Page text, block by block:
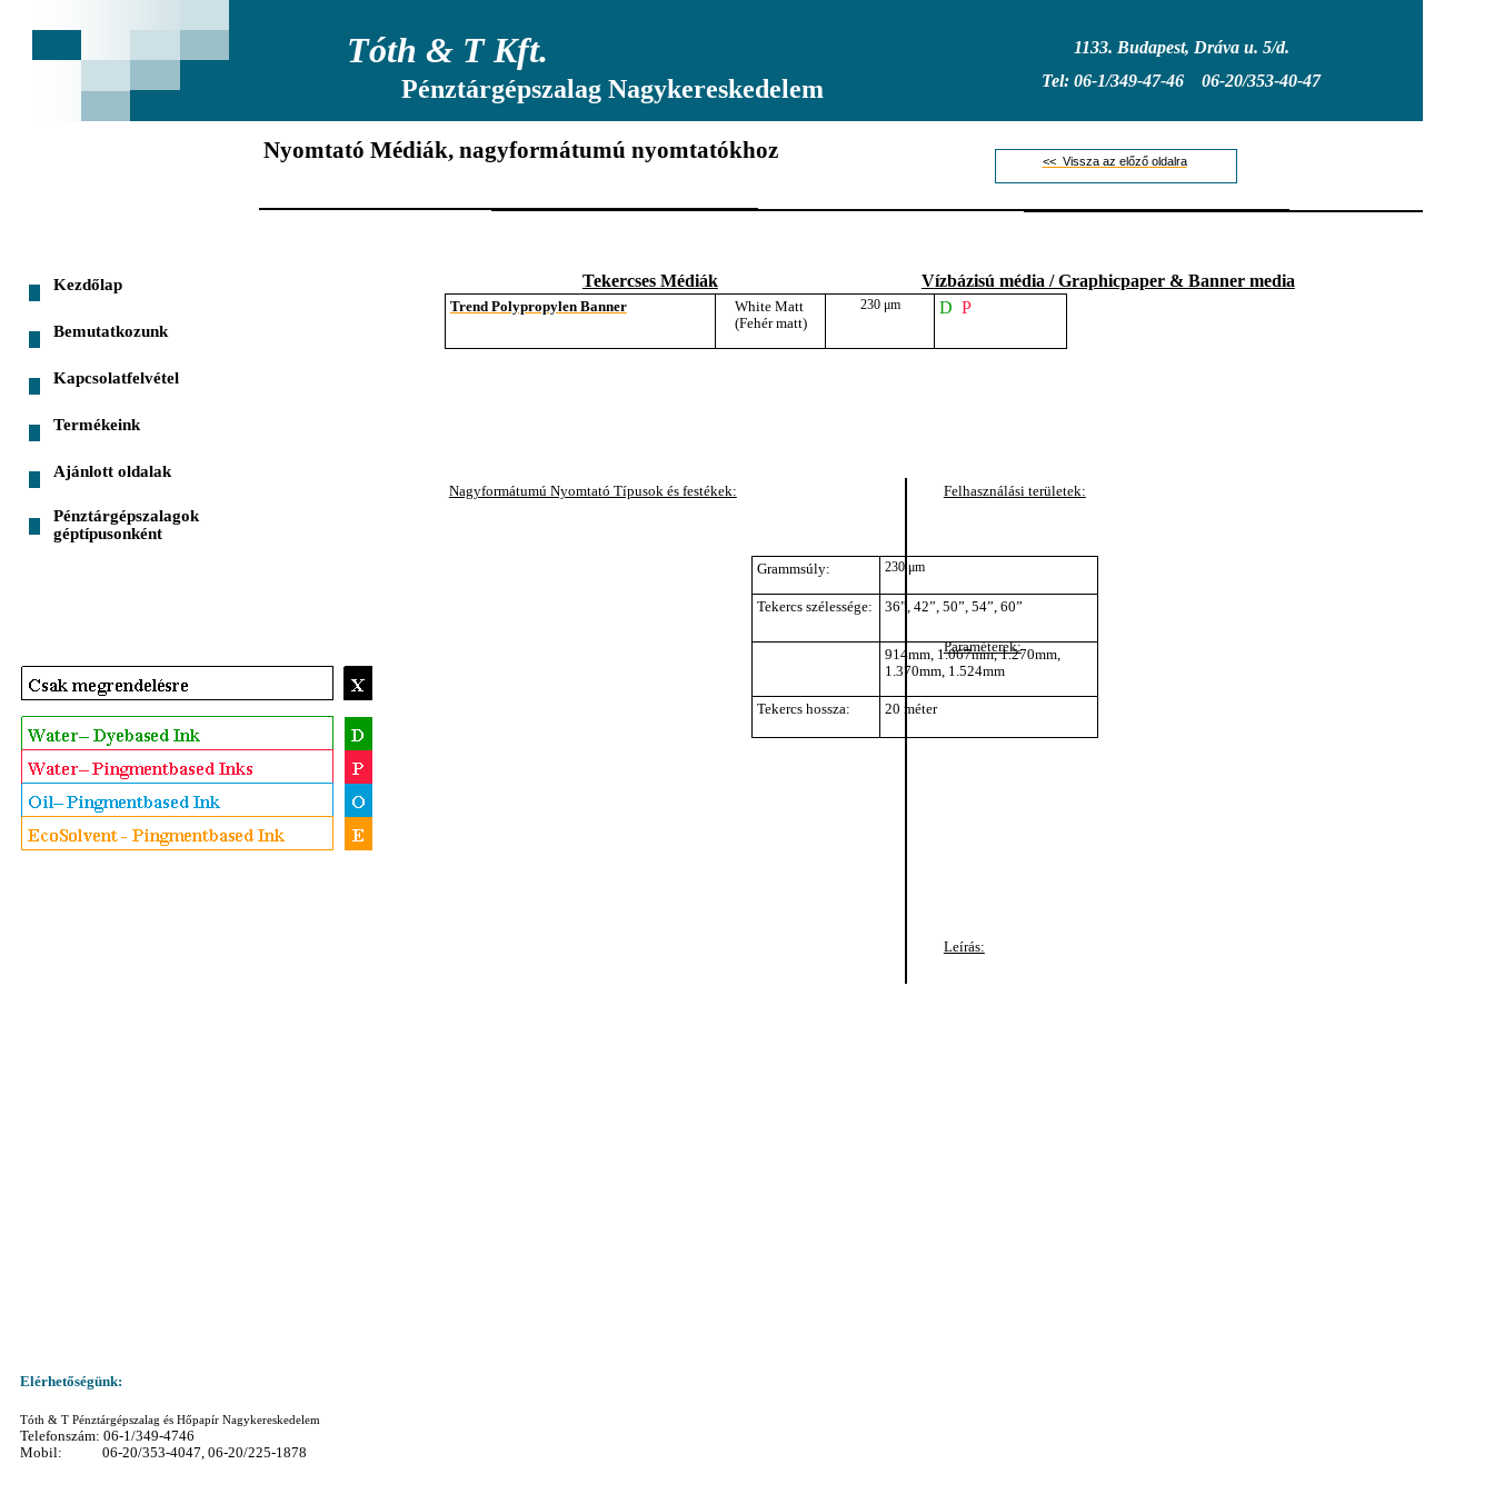
Kezdőlap
Bemutatkozunk
Kapcsolatfelvétel
Termékeink
Ajánlott oldalak
Pénztárgépszalagok
géptípusonként
Nyomtató Médiák, nagyformátumú nyomtatókhoz
Elérhetőségünk:
Tóth & T Pénztárgépszalag és Hőpapír Nagykereskedelem
Telefonszám: 06-1/349-4746
Mobil: 06-20/353-4047, 06-20/225-1878
<< Vissza az előző oldalra
Tóth & T Kft.
Pénztárgépszalag Nagykereskedelem
1133. Budapest, Dráva u. 5/d.
Tel: 06-1/349-47-46 06-20/353-40-47
Tekercses Médiák Vízbázisú média / Graphicpaper & Banner media
Nagyformátumú Nyomtató Típusok és festékek: Felhasználási területek:
Paraméterek:
Leírás:
Trend Polypropylen Banner
White Matt
(Fehér matt)
230 μm D P
Grammsúly: 230 μm
Tekercs szélessége: 36”, 42”, 50”, 54”, 60”
914mm, 1.067mm, 1.270mm,
1.370mm, 1.524mm
Tekercs hossza: 20 méter